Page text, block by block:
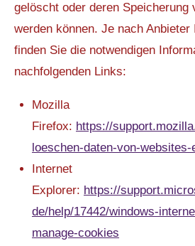
gelöscht oder deren Speicherung
werden können. Je nach
finden Sie die notwendigen
nachfolgenden Links:
Mozilla
Firefox: https://
loeschen-daten-von-websites-
Internet
Explorer: https://
de/help/17442/windows-
manage-cookies